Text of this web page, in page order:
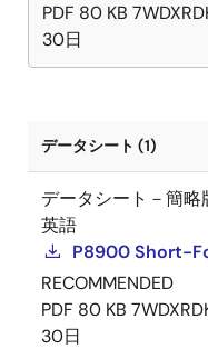
PDF 80 KB
30日
データシート (1)
データシート－簡略
英語
P8900 Short-
RECOMMENDED
PDF 80 KB
30日